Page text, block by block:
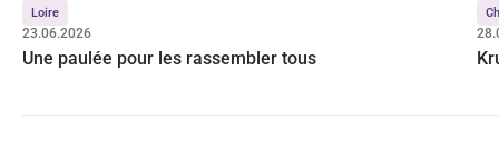
Loire
23.06.2026
Une paulée pour les rassembler tous